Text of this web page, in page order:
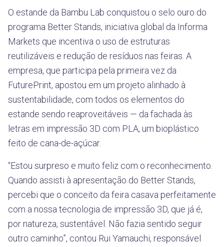
O estande da Bambu Lab conquistou o selo ouro do
programa Better Stands, iniciativa global da Informa
Markets que incentiva o uso de estruturas
reutilizáveis e redução de resíduos nas feiras. A
empresa, que participa pela primeira vez da
FuturePrint, apostou em um projeto alinhado à
sustentabilidade, com todos os elementos do
estande sendo reaproveitáveis — da fachada às
letras em impressão 3D com PLA, um bioplástico
feito de cana-de-açúcar.
“Estou surpreso e muito feliz com o reconhecimento.
Quando assisti à apresentação do Better Stands,
percebi que o conceito da feira casava perfeitamente
com a nossa tecnologia de impressão 3D, que já é,
por natureza, sustentável. Não fazia sentido seguir
outro caminho”, contou Rui Yamauchi, responsável